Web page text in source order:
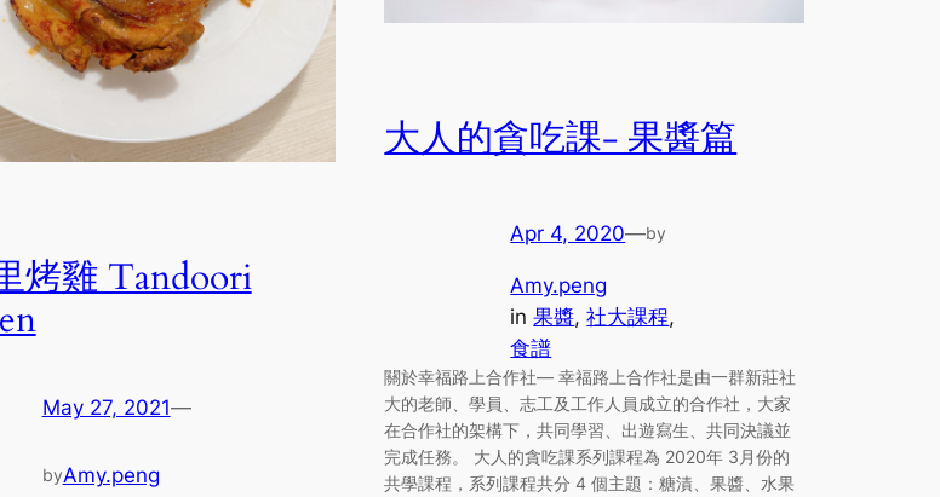
烤雞 Tandoori
May 27, 2021—
byAmy.peng
大人的貪吃課- 果醬篇
Apr 4, 2020—by
Amy.peng
in果醬, 社大課程
食譜
關於幸福路上合作社— 幸福路上合作社是由一群新莊社
大的老師、學員、志工及工作人員成立的合作社，大家
在合作社的架構下，共同學習、出遊寫生、共同決議並
完成任務。 大人的貪吃課系列課程為 2020年 3月份的
共學課程，系列課程共分 4 個主題：糖漬、果醬、水果